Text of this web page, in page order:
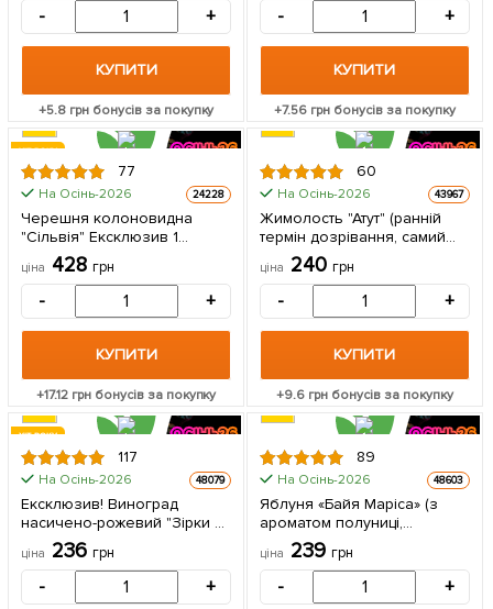
- +
КУПИТИ
+5.8грн бонусів за покупку
упаковці
- +
КУПИТИ
+7.56грн бонусів за покупку
ХІТ РОКУ
77
На Осінь-2026 24228
Черешня колоновидна
"Сільвія" Ексклюзив 1
саджанець в упаковці
ціна 428грн
- +
КУПИТИ
+17.12грн бонусів за покупку
60
На Осінь-2026 43967
Жимолость "Атут" (ранній
термін дозрівання, самий
невибагливий і зимостійкий
сорт) 1 саджанець в
ціна 240 грн
- +
КУПИТИ
+9.6грн бонусів за покупку
ХІТ РОКУ
117
На Осінь-2026 48079
Ексклюзив! Виноград
насичено-рожевий "Зірки в
шоці" (преміальний сорт,
морозостійкий кишмиш,
дуже солодкий) 1
саджанець в упаковці
ціна 236грн
- +
89
На Осінь-2026 48603
Яблуня «Байя Маріса» (з
ароматом полуниці,
червоном'яса) 1 саджанець
в упаковці
ціна 239 грн
- +